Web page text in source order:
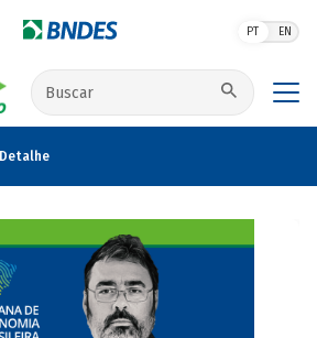
PT EN
Buscar no site
Detalhe